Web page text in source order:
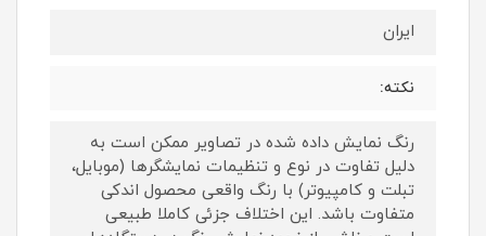
ایران
نکته:
رنگ نمایش داده‌ شده در تصاویر ممکن است به
دلیل تفاوت در نوع و تنظیمات نمایشگرها (موبایل،
تبلت و کامپیوتر) با رنگ واقعی محصول اندکی
متفاوت باشد. این اختلاف جزئی کاملا طبیعی